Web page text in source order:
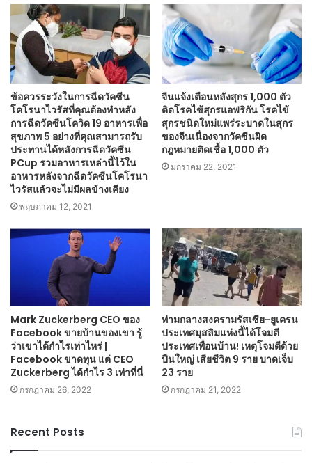
ข้อควรระวังในการฉีดวัคซีน
โคโรนาไวรัสที่คุณต้องทำหลัง
การฉีดวัคซีนโควิด 19 อาหารเพื่อ
สุขภาพ 5 อย่างที่คุณสามารถรับ
ประทานได้หลังการฉีดวัคซีน
PCup รวมอาหารเหล่านี้ไว้ใน
อาหารหลังจากฉีดวัคซีนโคโรนา
ไวรัสแล้วจะไม่มีผลข้างเคียง
พฤษภาคม 12, 2021
จีนแจ้งเตือนหลังสุกร 1,000 ตัว
ติดโรคไข้สุกรแอฟริกัน โรคไข้
สุกรชนิดใหม่แพร่ระบาดในสุกร
ของจีนเนื่องจากวัคซีนผิด
กฎหมายติดเชื้อ 1,000 ตัว
มกราคม 22, 2021
Mark Zuckerberg CEO ของ
Facebook ขายบ้านของเขา รู้
ว่าเขาได้กำไรเท่าไหร่ |
Facebook ขาดทุน แต่ CEO
Zuckerberg ได้กำไร 3 เท่าที่นี่
กรกฎาคม 26, 2022
ท่ามกลางสงครามรัสเซีย-ยูเครน
ประเทศมุสลิมแห่งนี้ได้โจมตี
ประเทศเพื่อนบ้าน! เหตุโจมตีด้วย
ปืนใหญ่ เสียชีวิต 9 ราย บาดเจ็บ
23 ราย
กรกฎาคม 21, 2022
Recent Posts